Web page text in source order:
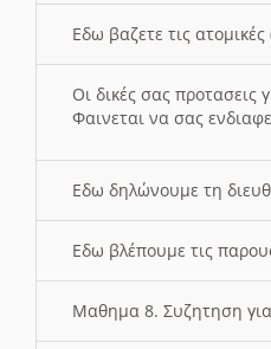
Εδω βαζετε τις
Οι δικές σας
Φαινεται να σας
Εδω δηλώνουμε τη
Εδω βλέπουμε τις
Μαθημα 8. Συζητηση για